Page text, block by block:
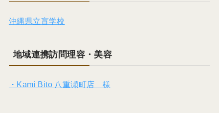
沖縄県立盲学校
地域連携訪問理容・美容
・Kami Bito 八重瀬町店 様